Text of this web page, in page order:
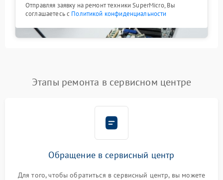
Отправляя заявку на ремонт техники SuperMicro, Вы
соглашаетесь с Политикой конфиденциальности
Этапы ремонта в сервисном центре
Обращение в сервисный центр
Для того, чтобы обратиться в сервисный центр, вы можете